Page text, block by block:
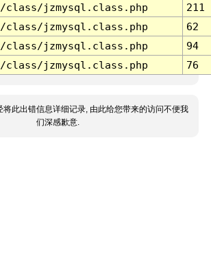
class/jzmysql.class.php
211
class/jzmysql.class.php
62
class/jzmysql.class.php
94
class/jzmysql.class.php 76
将此出错信息详细记录, 由此给您带来的访问不便我
们深感歉意.